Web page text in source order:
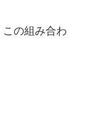
の組み合わ